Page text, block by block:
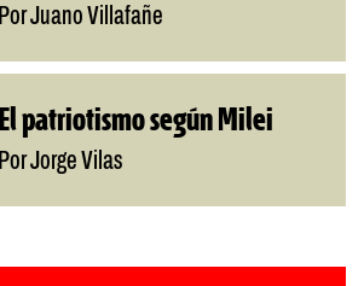
Por Juano Villafañe
El patriotismo según Milei
Por Jorge Vilas